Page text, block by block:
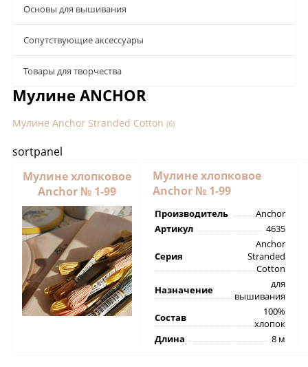
Основы для вышивания
Сопутствующие аксессуары
Товары для творчества
Мулине ANCHOR
Мулине Anchor Stranded Cotton (6)
sortpanel
Мулине хлопковое
Anchor № 1-99
Мулине хлопковое
Anchor № 1-99
Производитель
Anchor
Артикул
4635
Серия
Anchor
Stranded
Cotton
Назначение
для
вышивания
Состав
100%
хлопок
Длина
8 м